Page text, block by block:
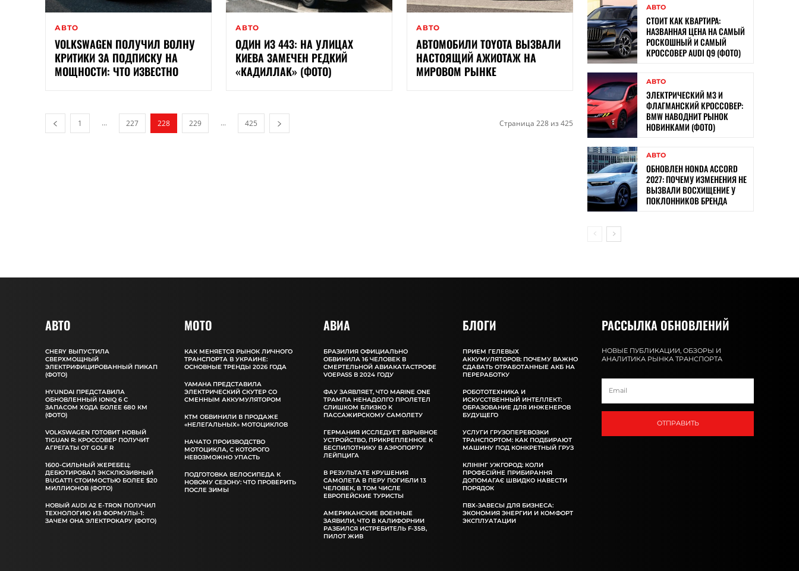
АВТО
VOLKSWAGEN ПОЛУЧИЛ ВОЛНУ
КРИТИКИ ЗА ПОДПИСКУ НА
МОЩНОСТИ: ЧТО ИЗВЕСТНО
АВТО
ОДИН ИЗ 443: НА УЛИЦАХ
КИЕВА ЗАМЕЧЕН РЕДКИЙ
«КАДИЛЛАК» (ФОТО)
АВТО
АВТОМОБИЛИ TOYOTA ВЫЗВАЛИ
НАСТОЯЩИЙ АЖИОТАЖ НА
МИРОВОМ РЫНКЕ
1 ... 227 228 229 ... 425 Страница 228 из 425
АВТО
СТОИТ КАК КВАРТИРА:
НАЗВАННАЯ ЦЕНА НА САМЫЙ
РОСКОШНЫЙ И САМЫЙ
КРОССОВЕР AUDI Q9 (ФОТО)
АВТО
ЭЛЕКТРИЧЕСКИЙ M3 И
ФЛАГМАНСКИЙ КРОССОВЕР:
BMW НАВОДНИТ РЫНОК
НОВИНКАМИ (ФОТО)
АВТО
ОБНОВЛЕН HONDA ACCORD
2027: ПОЧЕМУ ИЗМЕНЕНИЯ НЕ
ВЫЗВАЛИ ВОСХИЩЕНИЕ У
ПОКЛОННИКОВ БРЕНДА
АВТО
CHERY ВЫПУСТИЛА
СВЕРХМОЩНЫЙ
ЭЛЕКТРИФИЦИРОВАННЫЙ ПИКАП
(ФОТО)
HYUNDAI ПРЕДСТАВИЛА
ОБНОВЛЕННЫЙ IONIQ 6 С
ЗАПАСОМ ХОДА БОЛЕЕ 680 КМ
(ФОТО)
VOLKSWAGEN ГОТОВИТ НОВЫЙ
TIGUAN R: КРОССОВЕР ПОЛУЧИТ
АГРЕГАТЫ ОТ GOLF R
1600-СИЛЬНЫЙ ЖЕРЕБЕЦ:
ДЕБЮТИРОВАЛ ЭКСКЛЮЗИВНЫЙ
BUGATTI СТОИМОСТЬЮ БОЛЕЕ $20
МИЛЛИОНОВ (ФОТО)
НОВЫЙ AUDI A2 E-TRON ПОЛУЧИЛ
ТЕХНОЛОГИЮ ИЗ ФОРМУЛЫ-1:
ЗАЧЕМ ОНА ЭЛЕКТРОКАРУ (ФОТО)
MOTO
КАК МЕНЯЕТСЯ РЫНОК ЛИЧНОГО
ТРАНСПОРТА В УКРАИНЕ:
ОСНОВНЫЕ ТРЕНДЫ 2026 ГОДА
YAMAHA ПРЕДСТАВИЛА
ЭЛЕКТРИЧЕСКИЙ СКУТЕР СО
СМЕННЫМ АККУМУЛЯТОРОМ
КТМ ОБВИНИЛИ В ПРОДАЖЕ
«НЕЛЕГАЛЬНЫХ» МОТОЦИКЛОВ
НАЧАТО ПРОИЗВОДСТВО
МОТОЦИКЛА, С КОТОРОГО
НЕВОЗМОЖНО УПАСТЬ
ПОДГОТОВКА ВЕЛОСИПЕДА К
НОВОМУ СЕЗОНУ: ЧТО ПРОВЕРИТЬ
ПОСЛЕ ЗИМЫ
АВИА
БРАЗИЛИЯ ОФИЦИАЛЬНО
ОБВИНИЛА 16 ЧЕЛОВЕК В
СМЕРТЕЛЬНОЙ АВИАКАТАСТРОФЕ
VOEPASS В 2024 ГОДУ
ФАУ ЗАЯВЛЯЕТ, ЧТО MARINE ONE
ТРАМПА НЕНАДОЛГО ПРОЛЕТЕЛ
СЛИШКОМ БЛИЗКО К
ПАССАЖИРСКОМУ САМОЛЕТУ
ГЕРМАНИЯ ИССЛЕДУЕТ ВЗРЫВНОЕ
УСТРОЙСТВО, ПРИКРЕПЛЕННОЕ К
БЕСПИЛОТНИКУ В АЭРОПОРТУ
ЛЕЙПЦИГА
В РЕЗУЛЬТАТЕ КРУШЕНИЯ
САМОЛЕТА В ПЕРУ ПОГИБЛИ 13
ЧЕЛОВЕК, В ТОМ ЧИСЛЕ
ЕВРОПЕЙСКИЕ ТУРИСТЫ
АМЕРИКАНСКИЕ ВОЕННЫЕ
ЗАЯВИЛИ, ЧТО В КАЛИФОРНИИ
РАЗБИЛСЯ ИСТРЕБИТЕЛЬ F-35B,
ПИЛОТ ЖИВ
БЛОГИ
ПРИЕМ ГЕЛЕВЫХ
АККУМУЛЯТОРОВ: ПОЧЕМУ ВАЖНО
СДАВАТЬ ОТРАБОТАННЫЕ АКБ НА
ПЕРЕРАБОТКУ
РОБОТОТЕХНИКА И
ИСКУССТВЕННЫЙ ИНТЕЛЛЕКТ:
ОБРАЗОВАНИЕ ДЛЯ ИНЖЕНЕРОВ
БУДУЩЕГО
УСЛУГИ ГРУЗОПЕРЕВОЗКИ
ТРАНСПОРТОМ: КАК ПОДБИРАЮТ
МАШИНУ ПОД КОНКРЕТНЫЙ ГРУЗ
КЛІНІНГ УЖГОРОД: КОЛИ
ПРОФЕСІЙНЕ ПРИБИРАННЯ
ДОПОМАГАЄ ШВИДКО НАВЕСТИ
ПОРЯДОК
ПВХ-ЗАВЕСЫ ДЛЯ БИЗНЕСА:
ЭКОНОМИЯ ЭНЕРГИИ И КОМФОРТ
ЭКСПЛУАТАЦИИ
РАССЫЛКА ОБНОВЛЕНИЙ
НОВЫЕ ПУБЛИКАЦИИ, ОБЗОРЫ И
АНАЛИТИКА РЫНКА ТРАНСПОРТА
ОТПРАВИТЬ